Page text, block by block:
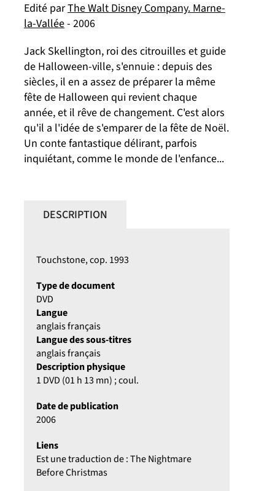
Edité parThe Walt Disney Company. Marne-
la-Vallée- 2006
Jack Skellington, roi des citrouilles et guide
de Halloween-ville, s'ennuie : depuis des
siècles, il en a assez de préparer la même
fête de Halloween qui revient chaque
année, et il rêve de changement. C'est alors
qu'il a l'idée de s'emparer de la fête de Noël.
Un conte fantastique délirant, parfois
inquiétant, comme le monde de l'enfance...
DESCRIPTION
Touchstone, cop. 1993
Type de document
DVD
Langue
anglais français
Langue des sous-titres
anglais français
Description physique
1 DVD (01 h 13 mn) ; coul.
Date de publication
2006
Liens
Est une traduction de : The Nightmare
Before Christmas